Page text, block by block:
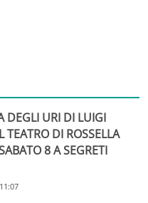
DEGLI URI DI LUIGI
TEATRO DI ROSSELLA
8 A SEGRETI